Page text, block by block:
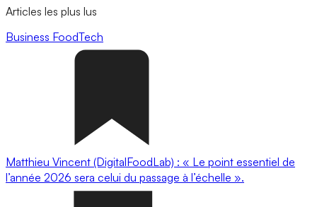
Articles les plus lus
Business FoodTech
Matthieu Vincent (DigitalFoodLab) : « Le point essentiel de
l’année 2026 sera celui du passage à l’échelle ».